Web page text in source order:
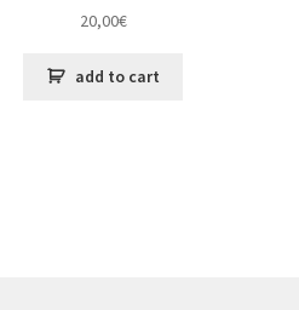
20,00€
add to cart